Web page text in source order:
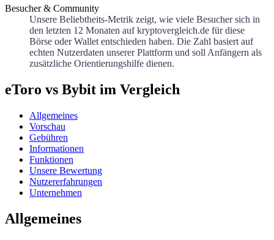
Besucher & Community
Unsere Beliebtheits-Metrik zeigt, wie viele Besucher sich in
den letzten 12 Monaten auf kryptovergleich.de für diese
Börse oder Wallet entschieden haben. Die Zahl basiert auf
echten Nutzerdaten unserer Plattform und soll Anfängern als
zusätzliche Orientierungshilfe dienen.
eToro vs Bybit im Vergleich
Allgemeines
Vorschau
Gebühren
Informationen
Funktionen
Unsere Bewertung
Nutzererfahrungen
Unternehmen
Allgemeines